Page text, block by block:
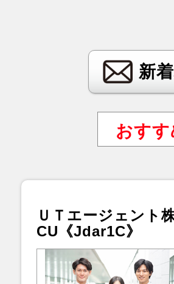
新
おす
ＵＴエージェント
CU《Jdar1C》